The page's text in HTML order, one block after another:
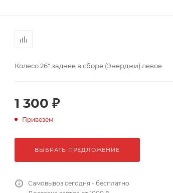
Колесо 26" заднее в сборе (Энерджи) левое
1 300 ₽
Привезем
ВЫБРАТЬ ПРЕДЛОЖЕНИЕ
Самовывоз сегодня - бесплатно